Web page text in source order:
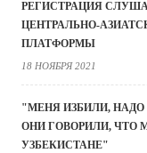
РЕГИСТРАЦИЯ
ЦЕНТРАЛЬНО-
ПЛАТФОРМЫ
18 НОЯБРЯ 2021
"МЕНЯ ИЗБИЛИ,
ОНИ ГОВОРИЛИ, ЧТО
УЗБЕКИСТАНЕ"